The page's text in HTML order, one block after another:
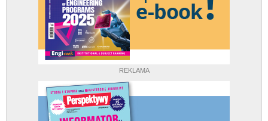
REKLAMA